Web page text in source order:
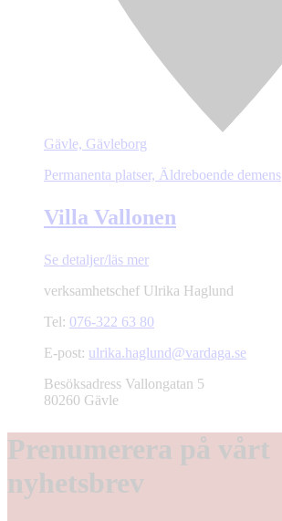
Gävle, Gävleborg
Permanenta platser, Äldreboende demens
Villa Vallonen
Se detaljer/läs mer
verksamhetschef Ulrika Haglund
Tel: 076-322 63 80
E-post: ulrika.haglund@vardaga.se
Besöksadress Vallongatan 5
80260 Gävle
Prenumerera på vårt
nyhetsbrev